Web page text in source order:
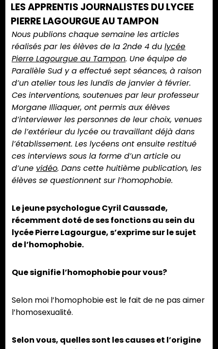
LES APPRENTIS JOURNALISTES DU LYCEE
PIERRE LAGOURGUE AU TAMPON
Nous publions chaque semaine les articles
réalisés par les élèves de la 2nde 4 du lycée
Pierre Lagourgue au Tampon. Une équipe de
Parallèle Sud y a effectué sept séances, à raison
d’un atelier tous les lundis de janvier à février.
Ces interventions, soutenues par leur professeur
Morgane Illiaquer, ont permis aux élèves
d’interviewer les personnes de leur choix, venues
de l’extérieur du lycée ou travaillant déjà dans
l’établissement. Les lycéens ont ensuite restitué
ces interviews sous la forme d’un article ou
d’une vidéo. Dans cette huitième publication, les
élèves se questionnent sur l’homophobie.
Le jeune psychologue Cyril Caussade,
récemment doté de ses fonctions au sein du
lycée Pierre Lagourgue, s’exprime sur le sujet
de l’homophobie.
Que signifie l’homophobie pour vous?
Selon moi l’homophobie est le fait de ne pas aimer
l’homosexualité.
Selon vous, quelles sont les causes et l’origine